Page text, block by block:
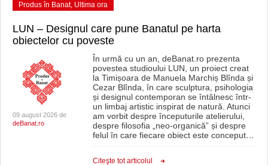
Produs în Banat, Ultima ora
LUN – Designul care pune Banatul pe harta
obiectelor cu poveste
09 august 2026 de
deBanat.ro
În urmă cu un an, deBanat.ro prezenta
povestea studioului LUN, un proiect creat
la Timișoara de Manuela Marchiș Blînda și
Cezar Blînda, în care sculptura, psihologia
și designul contemporan se întâlnesc într-
un limbaj artistic inspirat de natură. Atunci
am vorbit despre începuturile atelierului,
despre filosofia „neo-organică” și despre
felul în care fiecare obiect este conceput…
Citeşte tot articolul